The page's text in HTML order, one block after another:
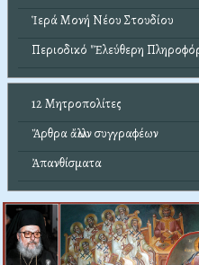
Ἱερά Μονή Νέου Στουδίου
Περιοδικό "Ἐλεύθερη
12 Μητροπολίτες
Ἄρθρα ἄλλων συγγραφέων
Ἀπανθίσματα